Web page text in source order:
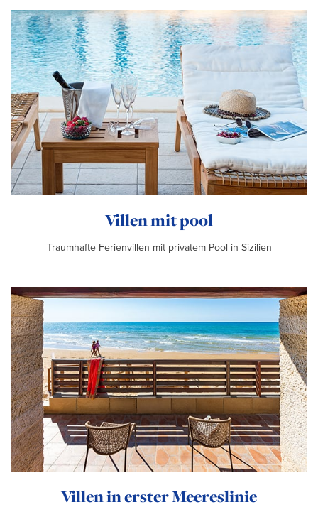
Villen mit pool
Traumhafte Ferienvillen mit privatem Pool in Sizilien
Villen in erster Meereslinie